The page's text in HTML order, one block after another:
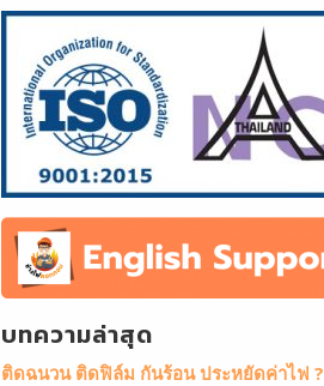
บทความล่าสุด
ติดฉนวน ติดฟิล์ม กันร้อน ประหยัดค่าไฟ ?